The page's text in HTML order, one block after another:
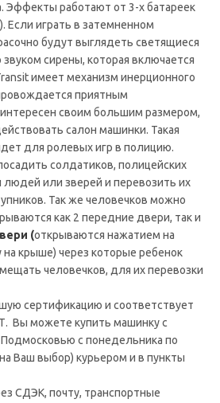
Эффекты работают от 3-х батареек
Если играть в затемненном
будут выглядеть светящиеся
сирены, которая включается
имеет механизм инерционного
приятным
своим большим размером,
салон машинки. Такая
для ролевых игр в полицию.
солдатиков, полицейских
людей или зверей и перевозить их
Так же человечков можно
как 2 передние двери, так и
(открываются нажатием на
на крыше) через которые ребенок
человечков, для их перевозки
сертификацию и соответствует
Вы можете купить машинку с
с понедельника по
Ваш выбор) курьером и в пункты
СДЭК, почту, транспортные